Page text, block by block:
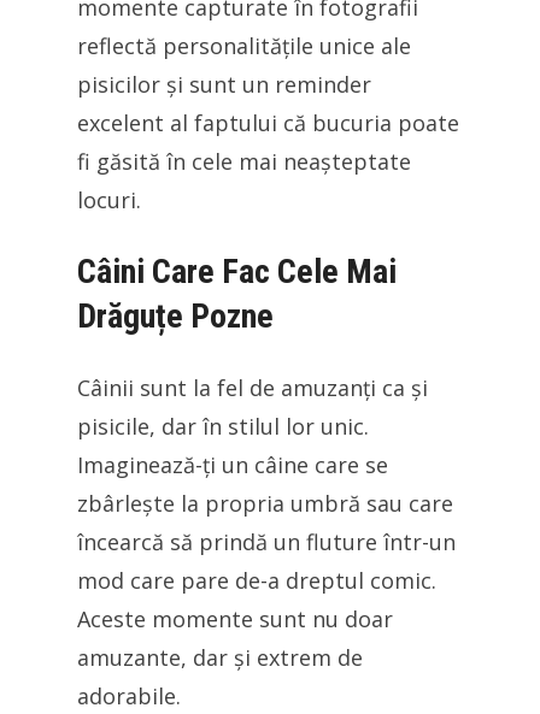
momente capturate în fotografii
reflectă personalitățile unice ale
pisicilor și sunt un reminder
excelent al faptului că bucuria poate
fi găsită în cele mai neașteptate
locuri.
Câini Care Fac Cele Mai
Drăguțe Pozne
Câinii sunt la fel de amuzanți ca și
pisicile, dar în stilul lor unic.
Imaginează-ți un câine care se
zbârlește la propria umbră sau care
încearcă să prindă un fluture într-un
mod care pare de-a dreptul comic.
Aceste momente sunt nu doar
amuzante, dar și extrem de
adorabile.